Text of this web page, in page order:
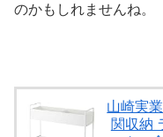
のかもしれませんね。
山崎実
関収納